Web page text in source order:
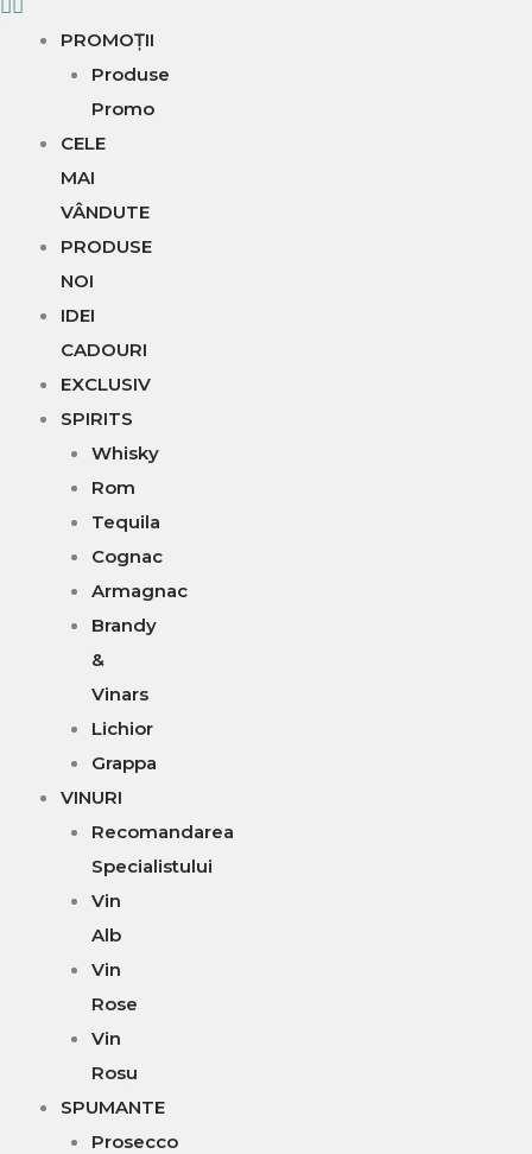
PROMOȚII
Produse
Promo
CELE
MAI
VÂNDUTE
PRODUSE
NOI
IDEI
CADOURI
EXCLUSIV
SPIRITS
Whisky
Rom
Tequila
Cognac
Armagnac
Brandy
&
Vinars
Lichior
Grappa
VINURI
Recomandarea
Specialistului
Vin
Alb
Vin
Rose
Vin
Rosu
SPUMANTE
Prosecco